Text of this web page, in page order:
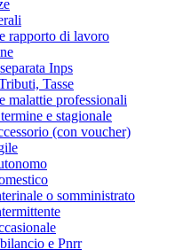
rapporto di lavoro
Inps
Tasse
malattie professionali
e stagionale
(con voucher)
o somministrato
e Pnrr